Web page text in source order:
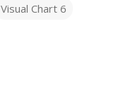
Visual Chart 6